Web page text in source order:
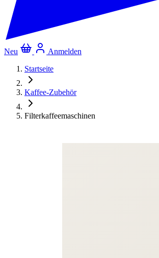
Neu
Anmelden
Startseite
Kaffee-Zubehör
Filterkaffeemaschinen